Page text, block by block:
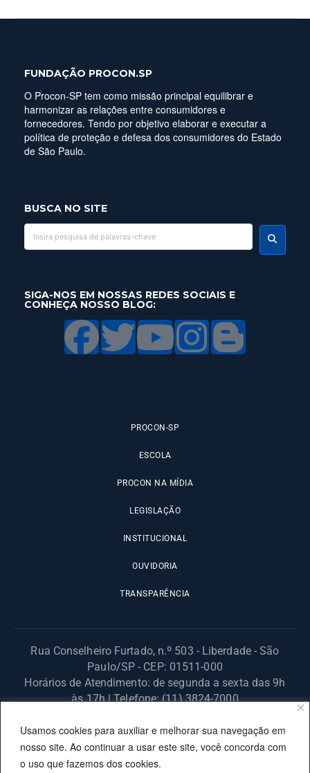
Usamos cookies para auxiliar e melhorar sua navegação em
nosso site. Ao continuar a usar este site, você concorda com
o uso que fazemos dos cookies.
FUNDAÇÃO PROCON.SP
O Procon-SP tem como missão principal equilibrar e
harmonizar as relações entre consumidores e
fornecedores. Tendo por objetivo elaborar e executar a
política de proteção e defesa dos consumidores do Estado
de São Paulo.
BUSCA NO SITE
SIGA-NOS EM NOSSAS REDES SOCIAIS E
CONHEÇA NOSSO BLOG:
PROCON-SP
ESCOLA
PROCON NA MÍDIA
LEGISLAÇÃO
INSTITUCIONAL
OUVIDORIA
TRANSPARÊNCIA
Rua Conselheiro Furtado, n.º 503 - Liberdade - São
Paulo/SP - CEP: 01511-000
Horários de Atendimento: de segunda a sexta das 9h
às 17h | Telefone: (11) 3824-7000
© 2025 Fundação Procon – SP – Todos os direitos reservados. |
Site desenvolvido pela PRODESP.